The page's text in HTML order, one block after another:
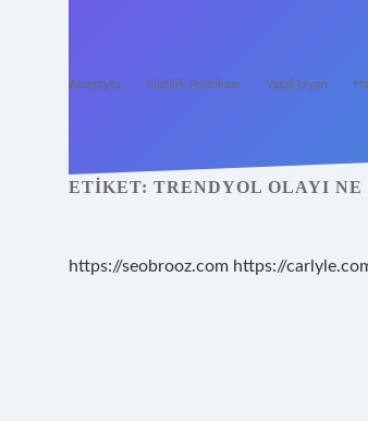
Anasayfa Gizlilik Politikası Yasal Uyarı
ETIKET: TRENDYOL OLAYI NE
https://seobrooz.com https://